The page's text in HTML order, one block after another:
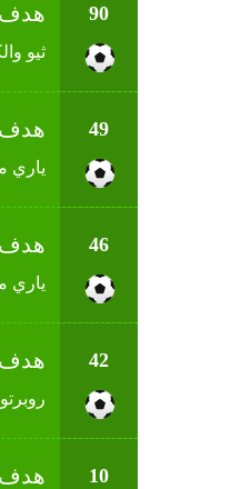
90 هدف
ثيو
49 هدف
ياري
46 هدف
ياري
42 هدف
روبرتو
10 هدف